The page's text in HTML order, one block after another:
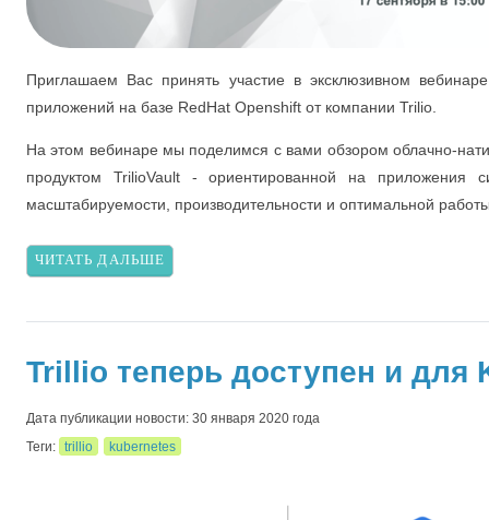
Приглашаем Вас принять участие в эксклюзивном
приложений на базе RedHat Openshift от компании Trilio.
На этом вебинаре мы поделимся с вами обзором облачно-
продуктом TrilioVault - ориентированной на приложения
масштабируемости, производительности и оптимальной
ЧИТАТЬ ДАЛЬШЕ
Trillio теперь доступен и для
Дата публикации новости: 30 января 2020 года
Теги: trillio kubernetes